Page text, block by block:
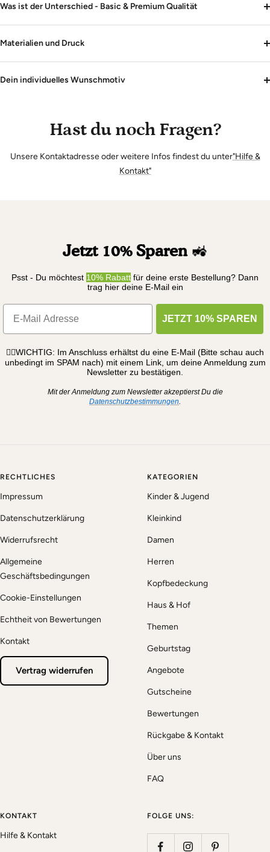
Was ist der Unterschied - Basic & Premium Qualität
Materialien und Druck
Dein individuelles Wunschmotiv
Hast du noch Fragen?
Unsere Kontaktadresse oder weitere Infos findest du unter"Hilfe &
Kontakt"
Jetzt 10% Sparen 🚜
Psst - Du möchtest 10% Rabatt für deine erste Bestellung? Dann
trag hier deine E-Mail ein
JETZT 10% SPAREN
☝🏼WICHTIG: Im Anschluss erhältst du eine E-Mail (Bitte schau auch
unbedingt im SPAM nach) mit einem Link, um deine Anmeldung zum
Newsletter zu bestätigen.
Mit der Anmeldung zum Newsletter akzeptierst Du die
Datenschutzbestimmungen.
RECHTLICHES
Impressum
Datenschutzerklärung
Widerrufsrecht
Allgemeine
Geschäftsbedingungen
Cookie-Einstellungen
Echtheit von Bewertungen
Kontakt
Vertrag widerrufen
KATEGORIEN
Kinder & Jugend
Kleinkind
Damen
Herren
Kopfbedeckung
Haus & Hof
Themen
Geburtstag
Angebote
Gutscheine
Bewertungen
Rückgabe & Kontakt
Über uns
FAQ
KONTAKT
Hilfe & Kontakt
FOLGE UNS: